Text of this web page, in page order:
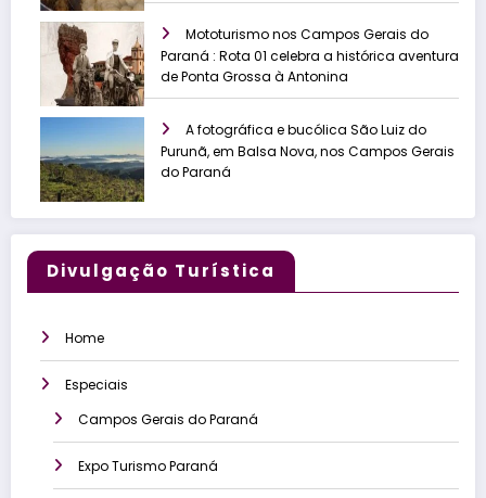
Mototurismo nos Campos Gerais do
Paraná : Rota 01 celebra a histórica aventura
de Ponta Grossa à Antonina
A fotográfica e bucólica São Luiz do
Purunã, em Balsa Nova, nos Campos Gerais
do Paraná
Divulgação Turística
Home
Especiais
Campos Gerais do Paraná
Expo Turismo Paraná